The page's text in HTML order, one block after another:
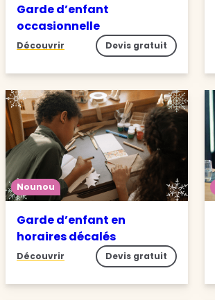
Garde d’enfant
occasionnelle
Découvrir Devis gratuit
Nounou
Garde d’enfant en
horaires décalés
Découvrir Devis gratuit